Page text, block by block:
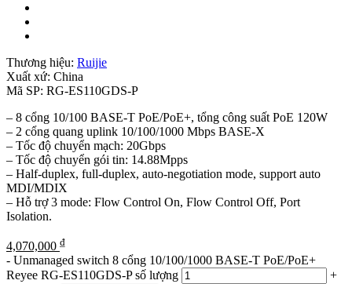
Thương hiệu: Ruijie
Xuất xứ: China
Mã SP: RG-ES110GDS-P
– 8 cổng 10/100 BASE-T PoE/PoE+, tổng công suất PoE 120W
– 2 cổng quang uplink 10/100/1000 Mbps BASE-X
– Tốc độ chuyển mạch: 20Gbps
– Tốc độ chuyển gói tin: 14.88Mpps
– Half-duplex, full-duplex, auto-negotiation mode, support auto
MDI/MDIX
– Hỗ trợ 3 mode: Flow Control On, Flow Control Off, Port
Isolation.
4,070,000 ₫
- Unmanaged switch 8 cổng 10/100/1000 BASE-T PoE/PoE+
Reyee RG-ES110GDS-P số lượng
+